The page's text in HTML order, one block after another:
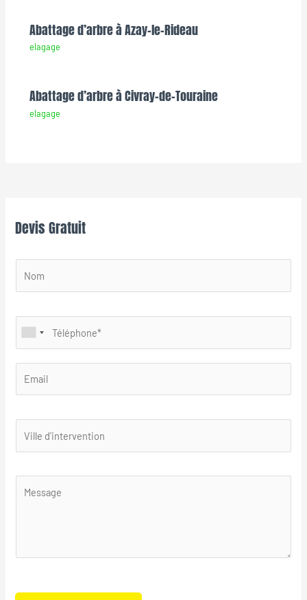
Abattage d’arbre à Azay-le-Rideau
elagage
Abattage d’arbre à Civray-de-Touraine
elagage
Devis Gratuit